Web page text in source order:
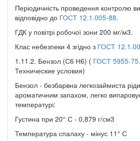
Періодичність проведення контролю
відповідно до ГОСТ 12.1.005-88.
ГДК у повітрі робочої зони 200 мг/м3.
Клас небезпеки 4 згідно з ГОСТ
1.11.2. Бензол (С6 Н6) ( ГОСТ 5955-75
Технические условия)
Бензол - безбарвна легкозаймиста
ароматичним запахом, легко
температурі:
Густина при 20° С - 0,879 г/см3
Температура спалаху - мінус 11° С